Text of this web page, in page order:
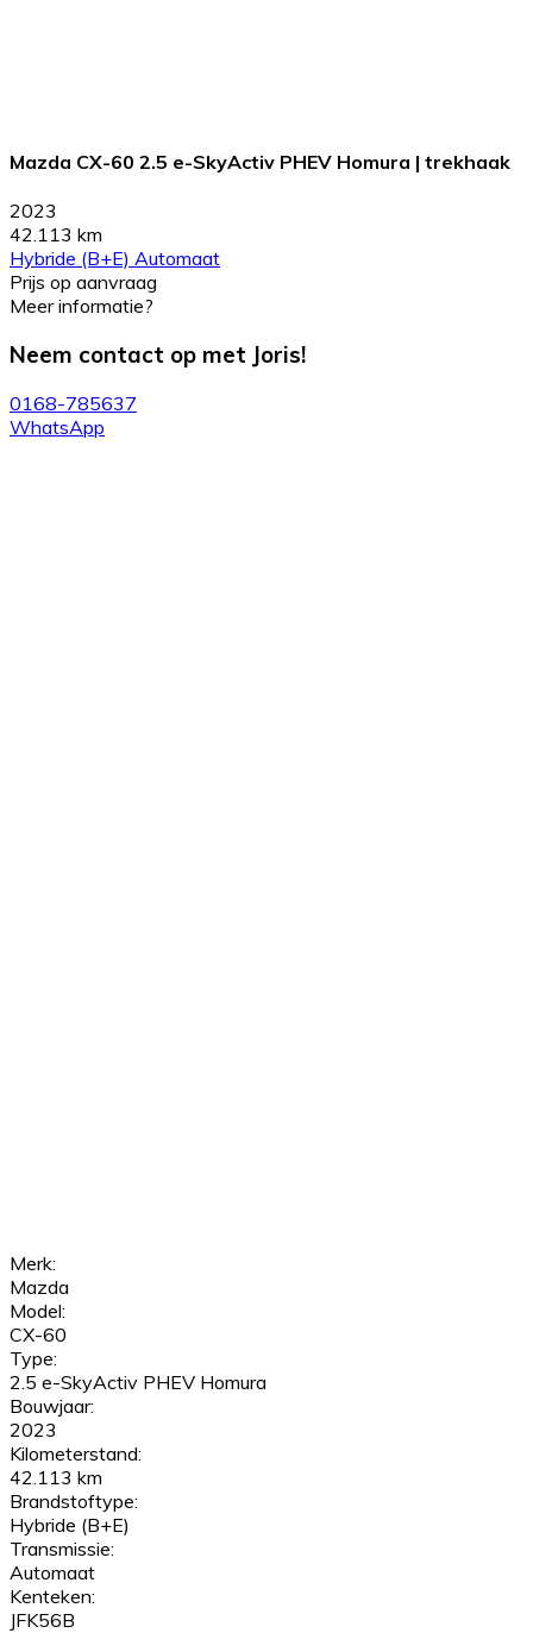
Mazda CX-60 2.5 e-SkyActiv PHEV Homura | trekhaak
2023
42.113 km
Hybride (B+E) Automaat
Prijs op aanvraag
Meer informatie?
Neem contact op met Joris!
0168-785637
WhatsApp
Merk:
Mazda
Model:
CX-60
Type:
2.5 e-SkyActiv PHEV Homura
Bouwjaar:
2023
Kilometerstand:
42.113 km
Brandstoftype:
Hybride (B+E)
Transmissie:
Automaat
Kenteken:
JFK56B